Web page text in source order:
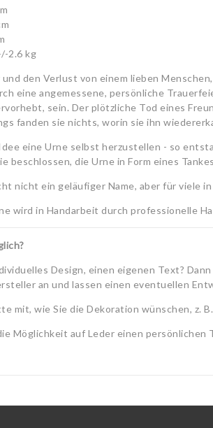
2.6 kg
den Verlust von einem lieben
eine angemessene, persönliche
sein. Der plötzliche Tod eines
fanden sie nichts, worin sie ihn
eine Urne selbst herzustellen - so
beschlossen, die Urne in Form eines
nicht ein geläufiger Name, aber für viele
wird in Handarbeit durch professionelle
Design, einen eigenen Text?
an und lassen einen eventuellen
mit, wie Sie die Dekoration wünschen, z.
Möglichkeit auf Leder einen persönlichen